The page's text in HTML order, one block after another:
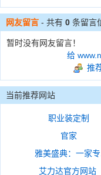
网友留言 - 共有 0 条留言
暂时没有网友留言！
给
推
当前推荐网站
职业装定制
官家
雅美盛典：一家专.
艾力达官方网站